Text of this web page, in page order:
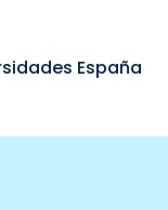
España